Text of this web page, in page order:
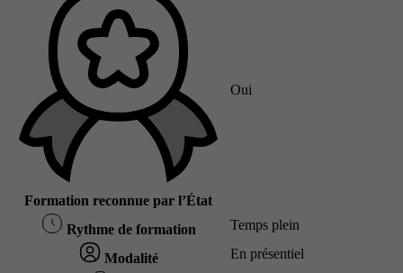
Formation reconnue par l’État
Oui
Rythme de formation Temps plein
Modalité En présentiel